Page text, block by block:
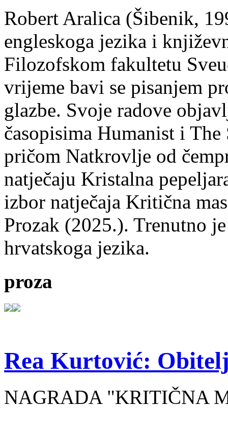
Robert Aralica (Šibenik,
engleskoga jezika i
Filozofskom fakultetu
vrijeme bavi se pisanjem
glazbe. Svoje radove
časopisima Humanist i
pričom Natkrovlje od
natječaju Kristalna
izbor natječaja Kritična
Prozak (2025.). Trenutno
hrvatskoga jezika.
proza
Rea Kurtović:
NAGRADA "KRITIČNA